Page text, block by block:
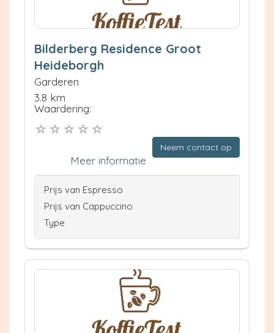
Bilderberg Residence Groot
Heideborgh
Garderen
3.8 km
Waardering:
Neem contact op
Meer informatie
Prijs van Espresso
Prijs van Cappuccino
Type